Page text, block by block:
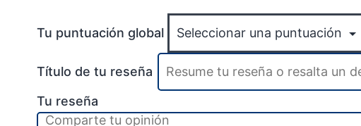
Tu puntuación global
Título de tu reseña
Tu reseña